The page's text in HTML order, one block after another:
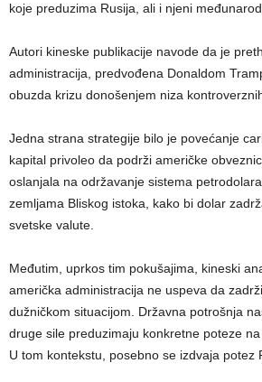
koje preduzima Rusija, ali i njeni
Autori kineske publikacije navode da je
administracija, predvođena Donaldom
obuzda krizu donošenjem niza
Jedna strana strategije bilo je povećanje
kapital privoleo da podrži američke
oslanjala na održavanje sistema
zemljama Bliskog istoka, kako bi dolar
svetske valute.
Međutim, uprkos tim pokušajima, kineski
američka administracija ne uspeva da
dužničkom situacijom. Državna potrošnja
druge sile preduzimaju konkretne poteze
U tom kontekstu, posebno se izdvaja potez